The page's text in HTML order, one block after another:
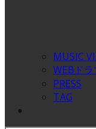
MUSIC
WEBドラ
PRESS
TAG